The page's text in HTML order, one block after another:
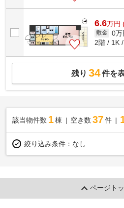
6.6万円
敷金 0万
2階 / 1K
残り 34件を
該当物件数 1棟 空き数 37 件
絞り込み条件： なし
ページト